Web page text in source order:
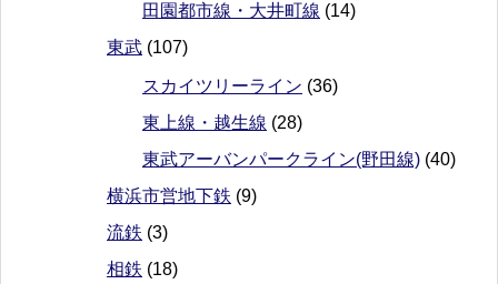
田園都市線・大井町線 (14)
東武 (107)
スカイツリーライン (36)
東上線・越生線 (28)
東武アーバンパークライン(野田線) (40)
横浜市営地下鉄 (9)
流鉄 (3)
相鉄 (18)